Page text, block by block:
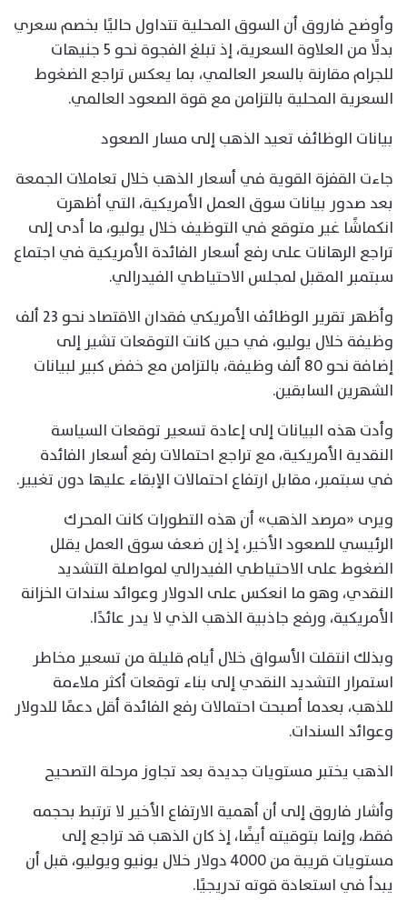
وأوضح فاروق أن السوق المحلية تتداول حاليًا بخصم سعري
بدلًا من العلاوة السعرية، إذ تبلغ الفجوة نحو 5 جنيهات
للجرام مقارنة بالسعر العالمي، بما يعكس تراجع الضغوط
السعرية المحلية بالتزامن مع قوة الصعود العالمي.
بيانات الوظائف تعيد الذهب إلى مسار الصعود
جاءت القفزة القوية في أسعار الذهب خلال تعاملات الجمعة
بعد صدور بيانات سوق العمل الأمريكية، التي أظهرت
انكماشًا غير متوقع في التوظيف خلال يوليو، ما أدى إلى
تراجع الرهانات على رفع أسعار الفائدة الأمريكية في اجتماع
سبتمبر المقبل لمجلس الاحتياطي الفيدرالي.
وأظهر تقرير الوظائف الأمريكي فقدان الاقتصاد نحو 23 ألف
وظيفة خلال يوليو، في حين كانت التوقعات تشير إلى
إضافة نحو 80 ألف وظيفة، بالتزامن مع خفض كبير لبيانات
الشهرين السابقين.
وأدت هذه البيانات إلى إعادة تسعير توقعات السياسة
النقدية الأمريكية، مع تراجع احتمالات رفع أسعار الفائدة
في سبتمبر، مقابل ارتفاع احتمالات الإبقاء عليها دون تغيير.
ويرى «مرصد الذهب» أن هذه التطورات كانت المحرك
الرئيسي للصعود الأخير، إذ إن ضعف سوق العمل يقلل
الضغوط على الاحتياطي الفيدرالي لمواصلة التشديد
النقدي، وهو ما انعكس على الدولار وعوائد سندات الخزانة
الأمريكية، ورفع جاذبية الذهب الذي لا يدر عائدًا.
وبذلك انتقلت الأسواق خلال أيام قليلة من تسعير مخاطر
استمرار التشديد النقدي إلى بناء توقعات أكثر ملاءمة
للذهب، بعدما أصبحت احتمالات رفع الفائدة أقل دعمًا للدولار
وعوائد السندات.
الذهب يختبر مستويات جديدة بعد تجاوز مرحلة التصحيح
وأشار فاروق إلى أن أهمية الارتفاع الأخير لا ترتبط بحجمه
فقط، وإنما بتوقيته أيضًا، إذ كان الذهب قد تراجع إلى
مستويات قريبة من 4000 دولار خلال يونيو ويوليو، قبل أن
يبدأ في استعادة قوته تدريجيًا.